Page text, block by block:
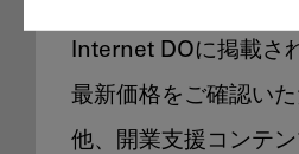
Internet DOに掲載さ
最新価格をご確認い
他、開業支援コンテ